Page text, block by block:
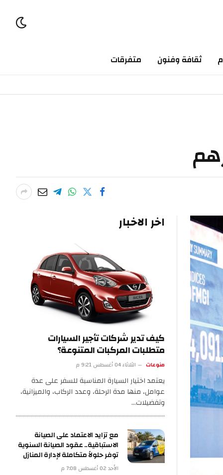
ثقافة وفنون متفرقات
اخر الاخبار
كيف تدير شركات تأجير السيارات
متطلبات المركبات المتنوعة؟
الثلاثاء 04 أغسطس 9:21 م
يعتمد اختيار السيارة المناسبة للسفر على عدة
عوامل، منها مدة الرحلة، وعدد الركاب، والميزانية،
وتفضيلات…
مع تزايد الاعتماد على الصيانة
الاستباقية.. عقود الصيانة السنوية
توفر حلولاً متكاملة لإدارة المنازل